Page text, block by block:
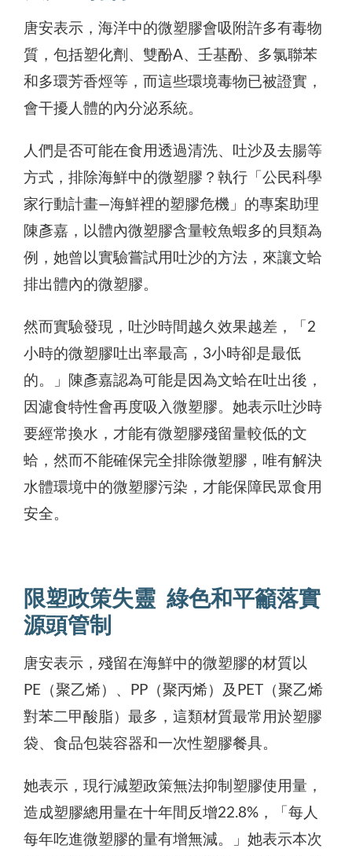
唐安表示，海洋中的微塑膠會吸附許多有毒物
質，包括塑化劑、雙酚A、壬基酚、多氯聯苯
和多環芳香烴等，而這些環境毒物已被證實，
會干擾人體的內分泌系統。
人們是否可能在食用透過清洗、吐沙及去腸等
方式，排除海鮮中的微塑膠？執行「公民科學
家行動計畫—海鮮裡的塑膠危機」的專案助理
陳彥嘉，以體內微塑膠含量較魚蝦多的貝類為
例，她曾以實驗嘗試用吐沙的方法，來讓文蛤
排出體內的微塑膠。
然而實驗發現，吐沙時間越久效果越差，「2
小時的微塑膠吐出率最高，3小時卻是最低
的。」陳彥嘉認為可能是因為文蛤在吐出後，
因濾食特性會再度吸入微塑膠。她表示吐沙時
要經常換水，才能有微塑膠殘留量較低的文
蛤，然而不能確保完全排除微塑膠，唯有解決
水體環境中的微塑膠污染，才能保障民眾食用
安全。
限塑政策失靈 綠色和平籲落實
源頭管制
唐安表示，殘留在海鮮中的微塑膠的材質以
PE（聚乙烯）、PP（聚丙烯）及PET（聚乙烯
對苯二甲酸脂）最多，這類材質最常用於塑膠
袋、食品包裝容器和一次性塑膠餐具。
她表示，現行減塑政策無法抑制塑膠使用量，
造成塑膠總用量在十年間反增22.8%，「每人
每年吃進微塑膠的量有增無減。」她表示本次